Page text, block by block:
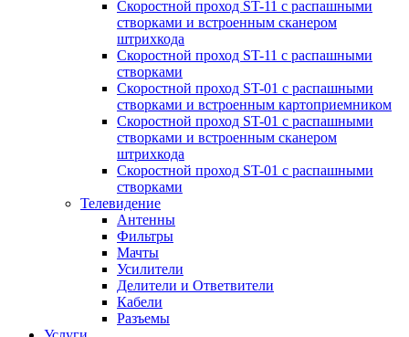
Скоростной проход ST-11 с распашными
створками и встроенным сканером
штрихкода
Скоростной проход ST-11 с распашными
створками
Скоростной проход ST-01 с распашными
створками и встроенным картоприемником
Скоростной проход ST-01 с распашными
створками и встроенным сканером
штрихкода
Скоростной проход ST-01 с распашными
створками
Телевидение
Антенны
Фильтры
Мачты
Усилители
Делители и Ответвители
Кабели
Разъемы